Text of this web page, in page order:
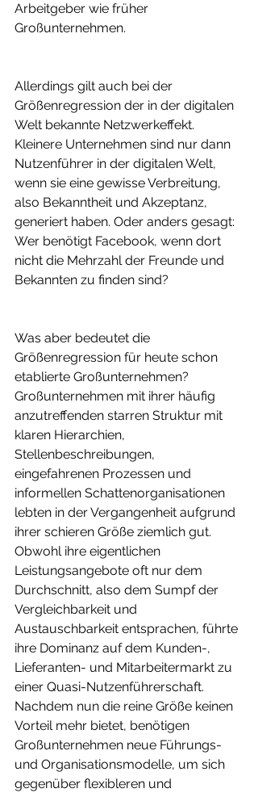
Arbeitgeber wie früher
Großunternehmen.
Allerdings gilt auch bei der
Größenregression der in der digitalen
Welt bekannte Netzwerkeffekt.
Kleinere Unternehmen sind nur dann
Nutzenführer in der digitalen Welt,
wenn sie eine gewisse Verbreitung,
also Bekanntheit und Akzeptanz,
generiert haben. Oder anders gesagt:
Wer benötigt Facebook, wenn dort
nicht die Mehrzahl der Freunde und
Bekannten zu finden sind?
Was aber bedeutet die
Größenregression für heute schon
etablierte Großunternehmen?
Großunternehmen mit ihrer häufig
anzutreffenden starren Struktur mit
klaren Hierarchien,
Stellenbeschreibungen,
eingefahrenen Prozessen und
informellen Schattenorganisationen
lebten in der Vergangenheit aufgrund
ihrer schieren Größe ziemlich gut.
Obwohl ihre eigentlichen
Leistungsangebote oft nur dem
Durchschnitt, also dem Sumpf der
Vergleichbarkeit und
Austauschbarkeit entsprachen, führte
ihre Dominanz auf dem Kunden-,
Lieferanten- und Mitarbeitermarkt zu
einer Quasi-Nutzenführerschaft.
Nachdem nun die reine Größe keinen
Vorteil mehr bietet, benötigen
Großunternehmen neue Führungs-
und Organisationsmodelle, um sich
gegenüber flexibleren und